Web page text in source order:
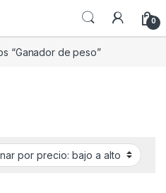
0
“Ganador de peso”